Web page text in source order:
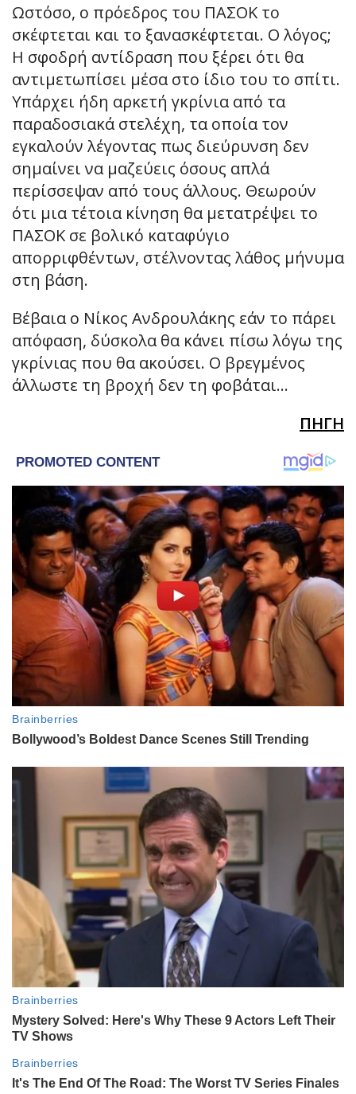
Ωστόσο, ο πρόεδρος του ΠΑΣΟΚ το
σκέφτεται και το ξανασκέφτεται. Ο λόγος;
Η σφοδρή αντίδραση που ξέρει ότι θα
αντιμετωπίσει μέσα στο ίδιο του το σπίτι.
Υπάρχει ήδη αρκετή γκρίνια από τα
παραδοσιακά στελέχη, τα οποία τον
εγκαλούν λέγοντας πως διεύρυνση δεν
σημαίνει να μαζεύεις όσους απλά
περίσσεψαν από τους άλλους. Θεωρούν
ότι μια τέτοια κίνηση θα μετατρέψει το
ΠΑΣΟΚ σε βολικό καταφύγιο
απορριφθέντων, στέλνοντας λάθος μήνυμα
στη βάση.
Βέβαια ο Νίκος Ανδρουλάκης εάν το πάρει
απόφαση, δύσκολα θα κάνει πίσω λόγω της
γκρίνιας που θα ακούσει. Ο βρεγμένος
άλλωστε τη βροχή δεν τη φοβάται…
ΠΗΓΗ